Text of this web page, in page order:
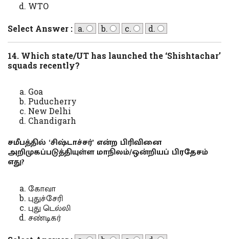
WTO
Select Answer : a. b. c. d.
14. Which state/UT has launched the ‘Shishtachar’
squads recently?
Goa
Puducherry
New Delhi
Chandigarh
சமீபத்தில் ‘சிஷ்டாச்சர்’ என்ற பிரிவினை
அறிமுகப்படுத்தியுள்ள மாநிலம்/ஒன்றியப் பிரதேசம்
எது?
கோவா
புதுச்சேரி
புது டெல்லி
சண்டிகர்